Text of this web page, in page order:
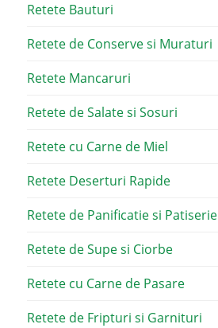
Retete Bauturi
Retete de Conserve si Muraturi
Retete Mancaruri
Retete de Salate si Sosuri
Retete cu Carne de Miel
Retete Deserturi Rapide
Retete de Panificatie si Patiserie
Retete de Supe si Ciorbe
Retete cu Carne de Pasare
Retete de Fripturi si Garnituri